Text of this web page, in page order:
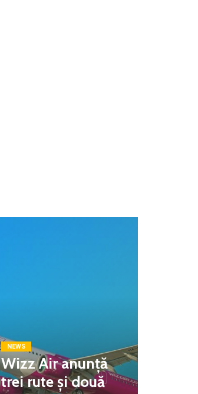
NEWS
Wizz Air anunță
trei rute și două